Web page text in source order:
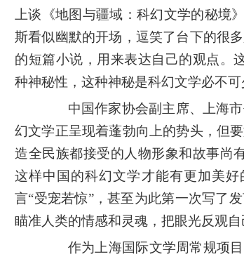
上谈《地图与疆域：科幻文学的秘境
斯看似幽默的开场，逗笑了台下的很
的短篇小说，用来表达自己的观点。
种神秘性，这种神秘是科幻文学必不可
中国作家协会副主席、上海市
幻文学正呈现着蓬勃向上的势头，但
造全民族都接受的人物形象和故事尚
这样中国的科幻文学才能有更加美
言“受宠若惊”，甚至为此第一次写了
瞄准人类的情感和灵魂，把眼光反观自
作为上海国际文学周常规项目